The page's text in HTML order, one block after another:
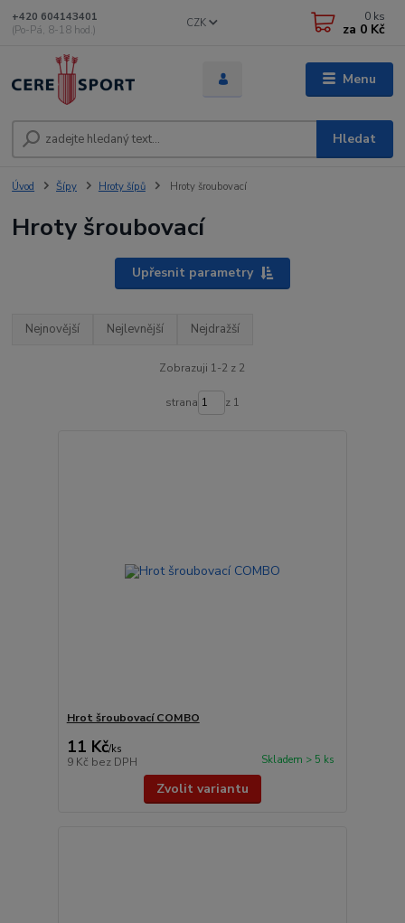
Menu
CZK
Hledat
+420 604143401
(Po-Pá, 8-18 hod.)
0 ks
za 0 Kč
Úvod Šípy Hroty šípů Hroty šroubovací
Hroty šroubovací
Upřesnit parametry
Nejnovější Nejlevnější Nejdražší
Zobrazuji 1-2 z 2
strana z 1
Hrot šroubovací COMBO
11 Kč/ks
9 Kč bez DPH Skladem > 5 ks
Zvolit variantu